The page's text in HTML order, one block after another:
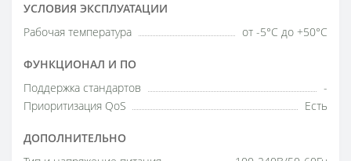
УСЛОВИЯ ЭКСПЛУАТАЦИИ
Рабочая температура от -5°C до +50°C
ФУНКЦИОНАЛ И ПО
Поддержка стандартов
-
Приоритизация QoS
Есть
ДОПОЛНИТЕЛЬНО